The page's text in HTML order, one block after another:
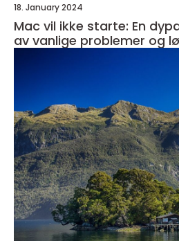
18. January 2024
Mac vil ikke starte: En
av vanlige problemer og